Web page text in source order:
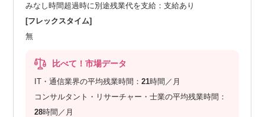
みなし時間超過時に別途残業代を支給：支給あり
[フレックスタイム]
無
比べて！市場データ
IT・通信業界の平均残業時間：21時間／月
コンサルタント・リサーチャー・士業の平均残業時間：
28時間／月